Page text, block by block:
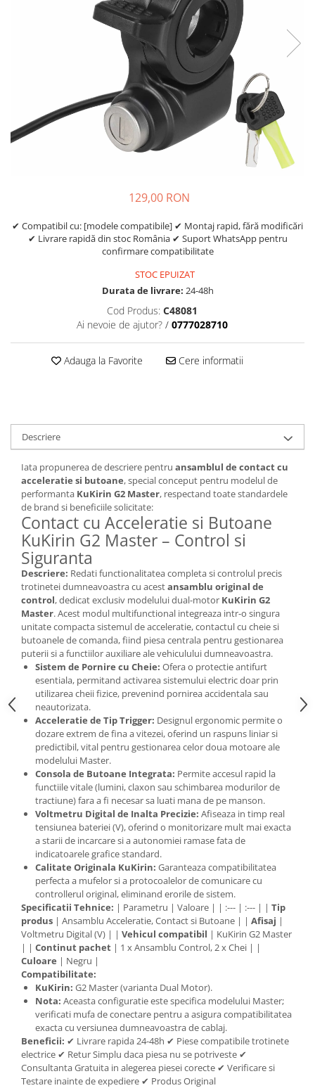
https://www.doctortrotineta.ro/lumini
https://www.doctortrotineta.ro/cadru
Aparatori (aripi)
Cricuri trotineta
129,00 RON
✔ Compatibil cu: [modele compatibile] ✔ Montaj rapid, fără modificări
✔ Livrare rapidă din stoc România ✔ Suport WhatsApp pentru
confirmare compatibilitate
STOC EPUIZAT
Durata de livrare: 24-48h
Cod Produs: C48081
Ai nevoie de ajutor? / 0777028710
Adauga la Favorite Cere informatii
Descriere
Iata propunerea de descriere pentru ansamblul de contact cu
acceleratie si butoane, special conceput pentru modelul de
performanta KuKirin G2 Master, respectand toate standardele
de brand si beneficiile solicitate:
Contact cu Acceleratie si Butoane
KuKirin G2 Master – Control si
Siguranta
Descriere: Redati functionalitatea completa si controlul precis
trotinetei dumneavoastra cu acestansamblu original de
control, dedicat exclusiv modelului dual-motor KuKirin G2
Master. Acest modul multifunctional integreaza intr-o singura
unitate compacta sistemul de acceleratie, contactul cu cheie si
butoanele de comanda, fiind piesa centrala pentru gestionarea
puterii si a functiilor auxiliare ale vehiculului dumneavoastra.
Sistem de Pornire cu Cheie: Ofera o protectie antifurt
esentiala, permitand activarea sistemului electric doar prin
utilizarea cheii fizice, prevenind pornirea accidentala sau
neautorizata.
Acceleratie de Tip Trigger: Designul ergonomic permite o
dozare extrem de fina a vitezei, oferind un raspuns liniar si
predictibil, vital pentru gestionarea celor doua motoare ale
modelului Master.
Consola de Butoane Integrata: Permite accesul rapid la
functiile vitale (lumini, claxon sau schimbarea modurilor de
tractiune) fara a fi necesar sa luati mana de pe manson.
Voltmetru Digital de Inalta Precizie: Afiseaza in timp real
tensiunea bateriei (V), oferind o monitorizare mult mai exacta
a starii de incarcare si a autonomiei ramase fata de
indicatoarele grafice standard.
Calitate Originala KuKirin: Garanteaza compatibilitatea
perfecta a mufelor si a protocoalelor de comunicare cu
controllerul original, eliminand erorile de sistem.
Specificatii Tehnice: | Parametru | Valoare | | :--- | :--- | | Tip
produs | Ansamblu Acceleratie, Contact si Butoane | | Afisaj |
Voltmetru Digital (V) | | Vehicul compatibil | KuKirin G2 Master
| | Continut pachet | 1 x Ansamblu Control, 2 x Chei | |
Culoare | Negru |
Compatibilitate:
KuKirin: G2 Master (varianta Dual Motor).
Nota: Aceasta configuratie este specifica modelului Master;
verificati mufa de conectare pentru a asigura compatibilitatea
exacta cu versiunea dumneavoastra de cablaj.
Beneficii: ✔ Livrare rapida 24-48h ✔ Piese compatibile trotinete
electrice ✔ Retur Simplu daca piesa nu se potriveste ✔
Consultanta Gratuita in alegerea piesei corecte ✔ Verificare si
Testare inainte de expediere ✔ Produs Original